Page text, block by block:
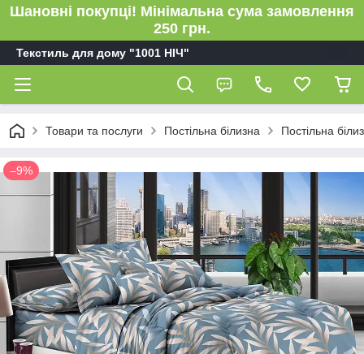
Шановні покупці! Мінімальна сума замовлення
250 грн.
Текстиль для дому "1001 НІЧ"
Товари та послуги Постільна білизна Постільна
–9%